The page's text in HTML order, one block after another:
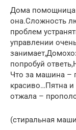
Дома помощница
она.Сложность
проблем
управлении
попробуй
Что за машина –
красиво…Пятна и
отжала –
(стиральная